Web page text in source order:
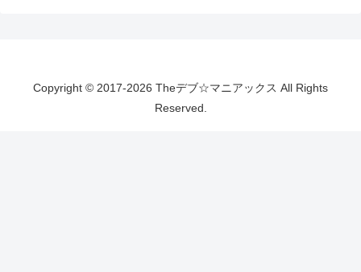
Copyright © 2017-2026 Theデブ☆マニアックス All Rights
Reserved.